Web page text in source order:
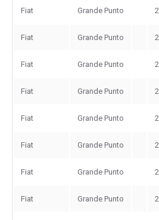
Fiat Grande Punto
Fiat Grande Punto
Fiat Grande Punto
Fiat Grande Punto
Fiat Grande Punto
Fiat Grande Punto
Fiat Grande Punto
Fiat Grande Punto